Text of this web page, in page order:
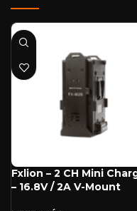
Fxlion – 2 CH Mini
– 16.8V / 2A V-Mount